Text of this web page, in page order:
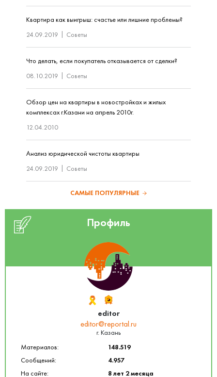
Квартира как выигрыш: счастье или лишние проблемы?
24.09.2019
Советы
Что делать, если покупатель отказывается от сделки?
08.10.2019
Советы
Обзор цен на квартиры в новостройках и жилых
комплексах г.Казани на апрель 2010г.
12.04.2010
Анализ юридической чистоты квартиры
24.09.2019
Советы
САМЫЕ ПОПУЛЯРНЫЕ
Профиль
editor
editor@reportal.ru
г. Казань
Материалов:
148.519
Сообщений:
4.957
На сайте:
8 лет 2 месяца